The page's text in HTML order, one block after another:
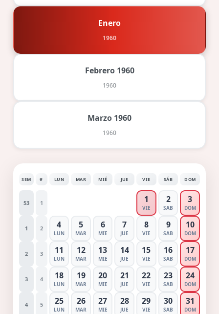
Enero
1960
Febrero 1960
1960
Marzo 1960
1960
SEM # LUN MAR MIÉ JUE VIE SÁB DOM
53 1 1
VIE
2
SAB
3
DOM
1 2 4
LUN
5
MAR
6
MIE
7
JUE
8
VIE
9
SAB
10
DOM
2 3 11
LUN
12
MAR
13
MIE
14
JUE
15
VIE
16
SAB
17
DOM
3 4 18
LUN
19
MAR
20
MIE
21
JUE
22
VIE
23
SAB
24
DOM
4 5 25
LUN
26
MAR
27
MIE
28
JUE
29
VIE
30
SAB
31
DOM